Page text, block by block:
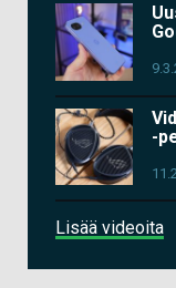
-
Lisää videoita